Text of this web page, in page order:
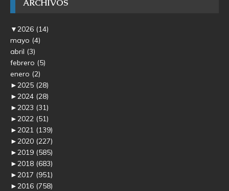
ARCHIVOS
▼2026 (14)
mayo (4)
abril (3)
febrero (5)
enero (2)
►2025 (28)
►2024 (28)
►2023 (31)
►2022 (51)
►2021 (139)
►2020 (227)
►2019 (585)
►2018 (683)
►2017 (951)
►2016 (758)